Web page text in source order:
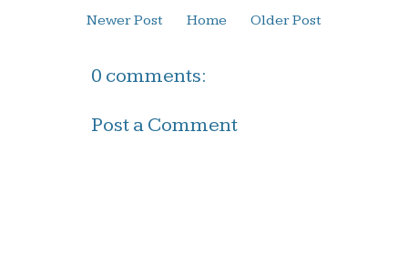
Newer Post Older Post
Home
0 comments:
Post a Comment